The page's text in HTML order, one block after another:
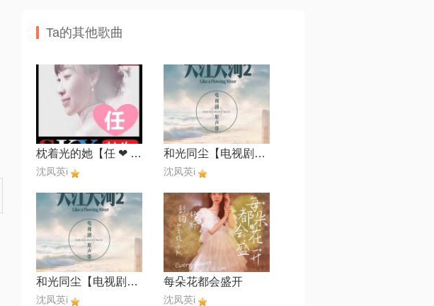
Ta的其他歌曲
枕着光的她【任 ❤ SKY制作】
沈凤英i
和光同尘【电视剧《大江大河2》主题曲】
沈凤英i
和光同尘【电视剧《大江大河2》主题曲】
沈凤英i
每朵花都会盛开
沈凤英i